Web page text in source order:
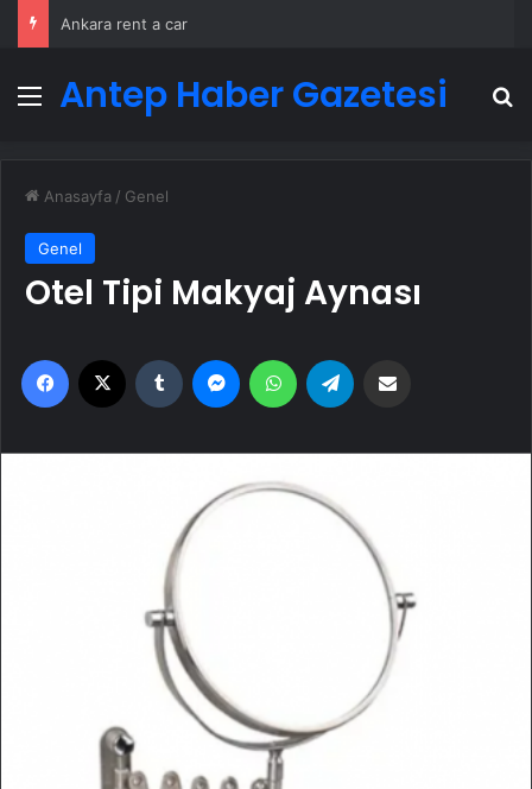
Ankara rent a car
Menü
Antep Haber Gazetesi
Anasayfa / Genel
Genel
Otel Tipi Makyaj Aynası
Facebook Tumblr MessengerWhatsApp